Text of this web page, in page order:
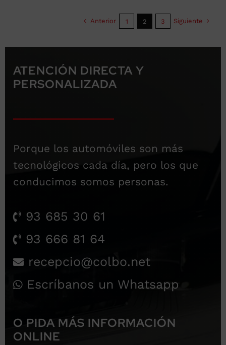
Anterior 1 2 3 Siguiente
ATENCIÓN DIRECTA Y
PERSONALIZADA
Porque los automóviles son más
tecnológicos cada día, pero los que
conducimos somos personas.
93 685 30 61
93 666 81 64
recepcio@colbo.net
Escríbanos un Whatsapp
O PIDA MÁS INFORMACIÓN
ONLINE